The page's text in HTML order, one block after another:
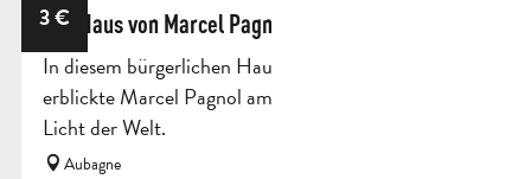
3€
Das Haus von Marcel Pagnol
In diesem bürgerlichen Haus aus dem 19. Jahrhundert
erblickte Marcel Pagnol am 28. Februar 1895 das
Licht der Welt.
Aubagne